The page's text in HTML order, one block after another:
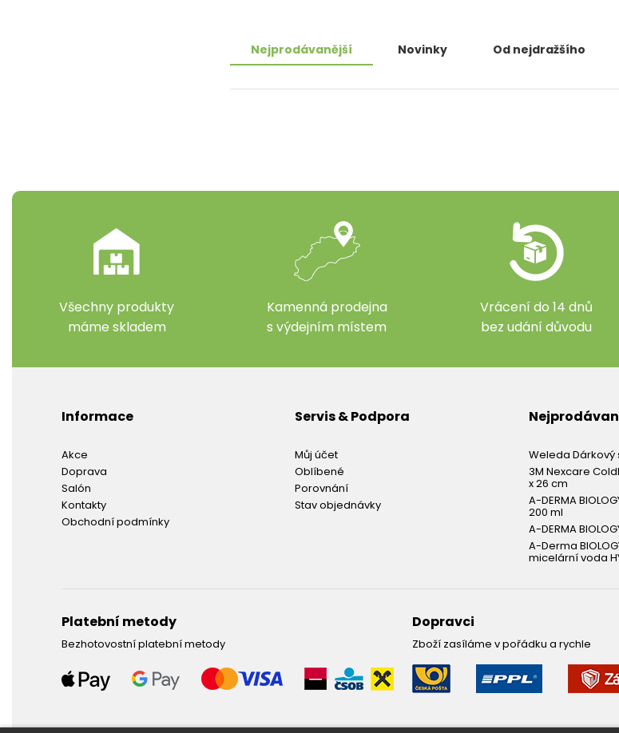
Nejprodávanější Novinky Od nejdražšího
Všechny produkty
máme skladem
Kamenná prodejna
s výdejním místem
Vrácení do 14 dnů
bez udání důvodu
Informace
Akce
Doprava
Salón
Kontakty
Obchodní podmínky
Servis & Podpora
Můj účet
Oblíbené
Porovnání
Stav objednávky
Weleda Dárkový
3M Nexcare
x 26 cm
A-DERMA
200 ml
A-DERMA
A-Derma
micelární voda
Platební metody
Bezhotovostní platební metody
Dopravci
Zboží zasíláme v pořádku a rychle